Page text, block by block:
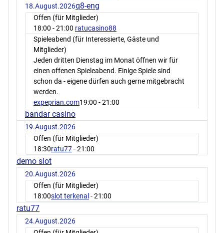
18.August.2026q8-eng
Offen (für Mitglieder)
18:00 - 21:00 ratucasino88
Spieleabend (für Interessierte, Gäste und
Mitglieder)
Jeden dritten Dienstag im Monat öffnen wir für
einen offenen Spieleabend. Einige Spiele sind
schon da - eigene dürfen auch gerne mitgebracht
werden.
expeprian.com19:00 - 21:00
bandar casino
19.August.2026
Offen (für Mitglieder)
18:30ratu77- 21:00
demo slot
20.August.2026
Offen (für Mitglieder)
18:00slot terkenal - 21:00
ratu77
24.August.2026